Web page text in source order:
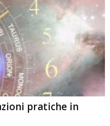
pratiche in